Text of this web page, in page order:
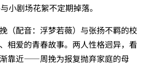
小剧场花絮不定期掉落。
（配音：浮梦若薇）与张扬不羁的校
相爱的青春故事。两人性格迥异，看
靠近——周挽为报复抛弃家庭的母